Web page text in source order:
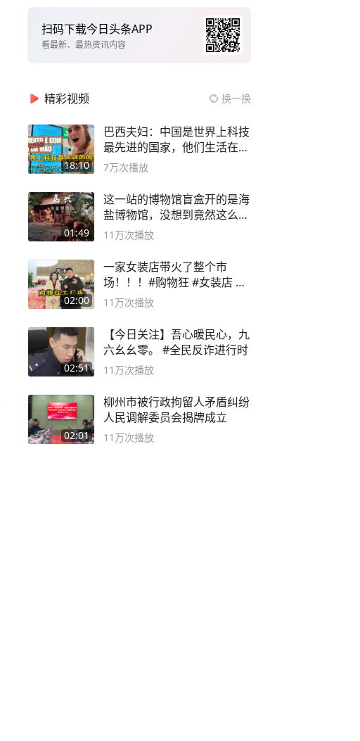
扫码下载今日头条APP
看最新、最热资讯内容
精彩视频 换一换
18:10
巴西夫妇：中国是世界上科技
最先进的国家，他们生活在
2999年
7万次播放
01:49
这一站的博物馆盲盒开的是海
盐博物馆，没想到竟然这么好
逛！
11万次播放
02:00
一家女装店带火了整个市
场！！！#购物狂 #女装店 #
高品质女装
11万次播放
02:51
【今日关注】吾心暖民心，九
六幺幺零。 #全民反诈进行时
11万次播放
02:01
柳州市被行政拘留人矛盾纠纷
人民调解委员会揭牌成立
11万次播放